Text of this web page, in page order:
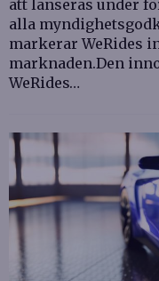
att lanseras under
alla
markerar WeRides
marknaden.Den
WeRides…